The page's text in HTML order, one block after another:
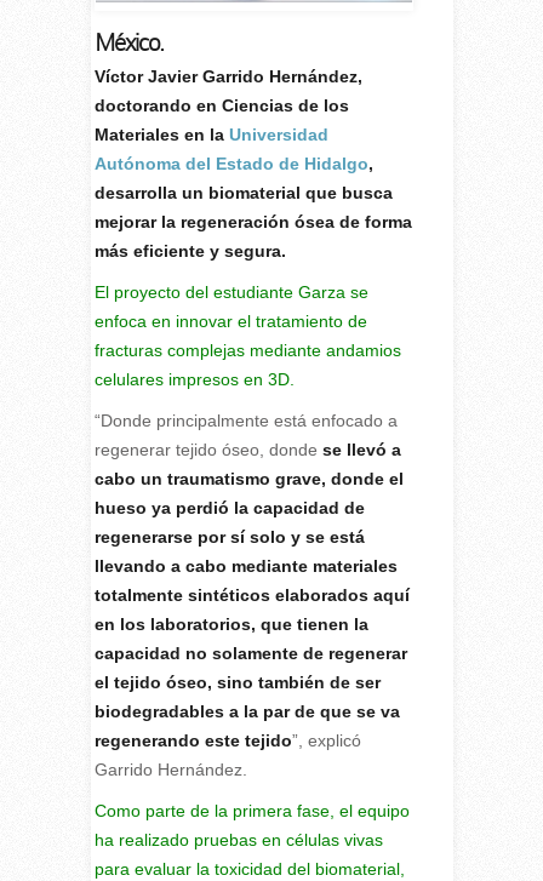
México.
Víctor Javier Garrido Hernández,
doctorando en Ciencias de los
Materiales en la Universidad
Autónoma del Estado de Hidalgo,
desarrolla un biomaterial que busca
mejorar la regeneración ósea de forma
más eficiente y segura.
El proyecto del estudiante Garza se
enfoca en innovar el tratamiento de
fracturas complejas mediante andamios
celulares impresos en 3D.
“Donde principalmente está enfocado a
regenerar tejido óseo, donde se llevó a
cabo un traumatismo grave, donde el
hueso ya perdió la capacidad de
regenerarse por sí solo y se está
llevando a cabo mediante materiales
totalmente sintéticos elaborados aquí
en los laboratorios, que tienen la
capacidad no solamente de regenerar
el tejido óseo, sino también de ser
biodegradables a la par de que se va
regenerando este tejido”, explicó
Garrido Hernández.
Como parte de la primera fase, el equipo
ha realizado pruebas en células vivas
para evaluar la toxicidad del biomaterial,